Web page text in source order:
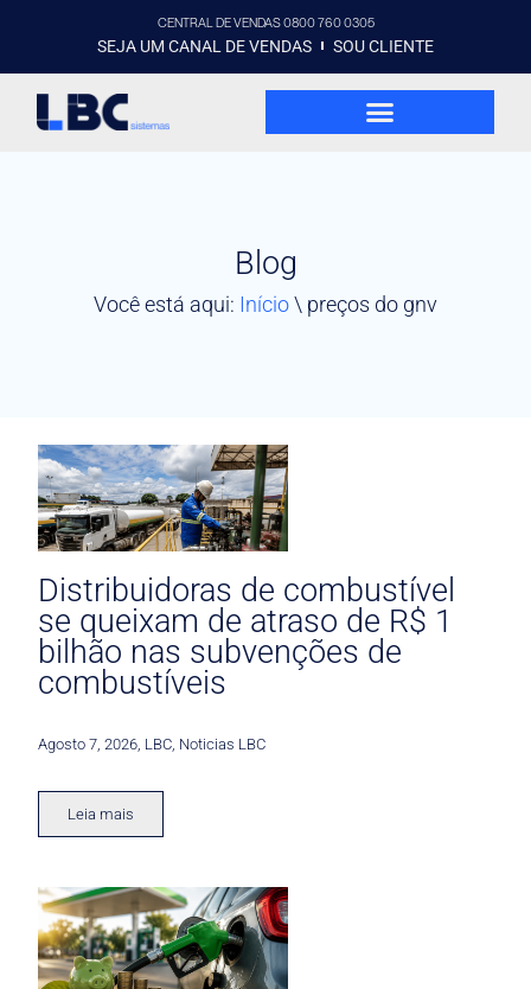
CENTRAL DE VENDAS 0800 760 0305
SEJA UM CANAL DE VENDAS SOU CLIENTE
Blog
Você está aqui: Início\ preços do gnv
Distribuidoras de combustível
se queixam de atraso de R$ 1
bilhão nas subvenções de
combustíveis
Agosto 7, 2026 LBC Noticias LBC
Leia mais